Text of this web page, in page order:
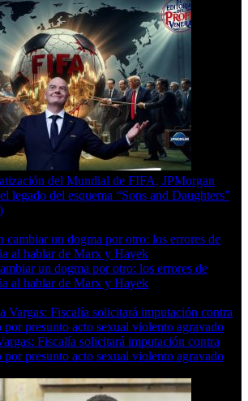
del Mundial de FIFA, JPMorgan
legado del esquema “Sons and Daughters”
un dogma por otro: los errores de
al hablar de Marx y Hayek
Fiscalía solicitará imputación contra
presunto acto sexual violento agravado